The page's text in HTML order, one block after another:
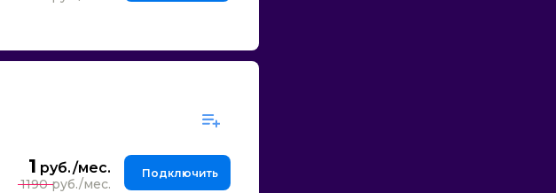
1
1190
Подключить